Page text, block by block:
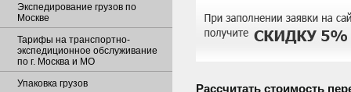
Рассчитать стоимость
Экспедирование грузов по
Москве
Тарифы на транспортно-
экспедиционное обслуживание
по г. Москва и МО
Упаковка грузов